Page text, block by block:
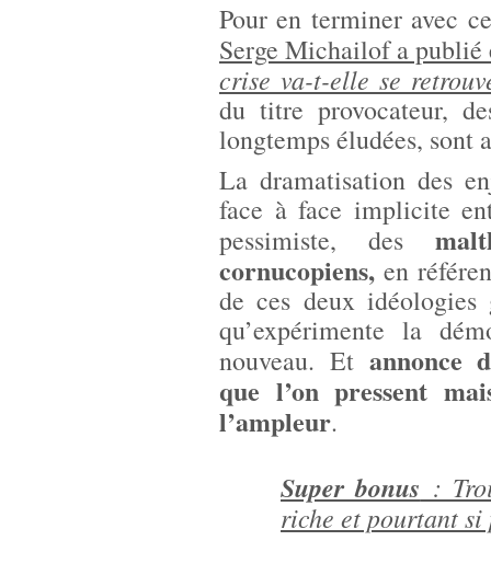
Pour en terminer avec
Serge Michailof a
crise va-t-elle se
du titre provocateur,
longtemps éludées, sont
La dramatisation des
face à face implicite
pessimiste, des
cornucopiens, en
de ces deux idéologies
qu’expérimente la
nouveau. Et annonce
que l’on pressent
l’ampleur.
Super bonus :
riche et pourtant